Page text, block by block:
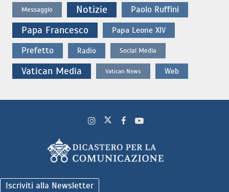
Messaggio Notizie Paolo Ruffini
Papa Francesco Papa Leone XIV
Prefetto Radio Social Media
Vatican Media Vatican News Web
Iscriviti alla Newsletter